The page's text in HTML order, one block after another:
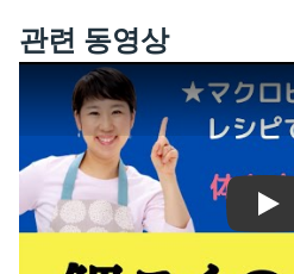
관련 동영상
Play